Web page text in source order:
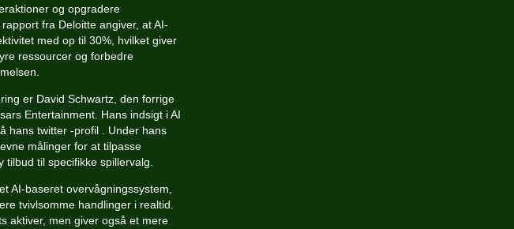
og opgradere
fra Deloitte angiver, at AI-
med op til 30%, hvilket giver
ressourcer og forbedre
er David Schwartz, den forrige
Entertainment. Hans indsigt i AI
hans twitter -profil
. Under hans
målinger for at tilpasse
til specifikke spillervalg.
AI-baseret overvågningssystem,
tvivlsomme handlinger i realtid.
aktiver, men giver også et mere